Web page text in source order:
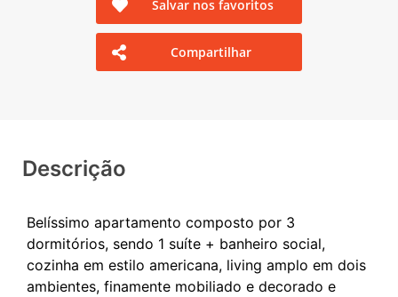
Salvar nos favoritos
Compartilhar
Descrição
Belíssimo apartamento composto por 3
dormitórios, sendo 1 suíte + banheiro social,
cozinha em estilo americana, living amplo em dois
ambientes, finamente mobiliado e decorado e